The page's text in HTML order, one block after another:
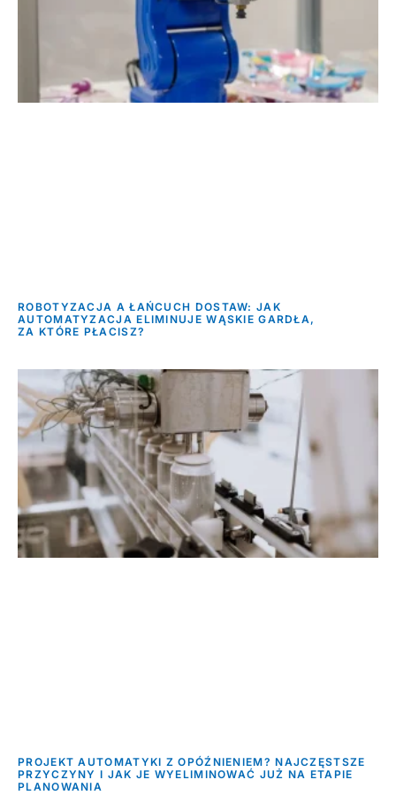
ROBOTYZACJA A ŁAŃCUCH DOSTAW: JAK
AUTOMATYZACJA ELIMINUJE WĄSKIE GARDŁA,
ZA KTÓRE PŁACISZ?
PROJEKT AUTOMATYKI Z OPÓŹNIENIEM? NAJCZĘSTSZE
PRZYCZYNY I JAK JE WYELIMINOWAĆ JUŻ NA ETAPIE
PLANOWANIA